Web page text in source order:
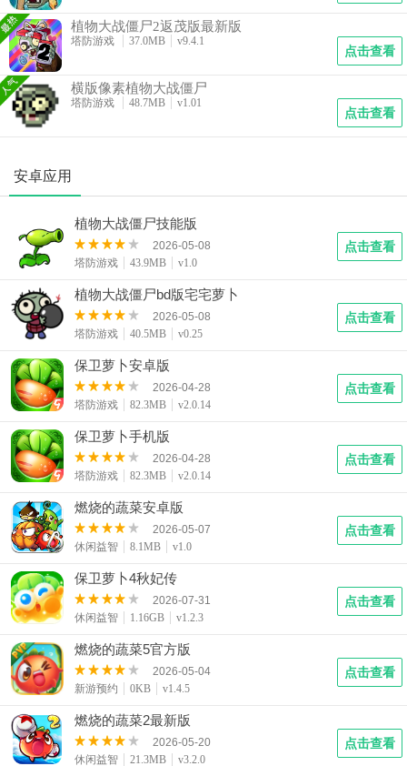
植物大战僵尸2返茂版最新版
塔防游戏 37.0MB v9.4.1
点击查看
横版像素植物大战僵尸
塔防游戏 48.7MB v1.01
点击查看
安卓应用
植物大战僵尸技能版
2026-05-08
塔防游戏
43.9MB v1.0
点击查看
植物大战僵尸bd版宅宅萝卜
2026-05-08
塔防游戏
40.5MB v0.25
点击查看
保卫萝卜安卓版
2026-04-28
塔防游戏
82.3MB v2.0.14
点击查看
保卫萝卜手机版
2026-04-28
塔防游戏
82.3MB v2.0.14
点击查看
燃烧的蔬菜安卓版
2026-05-07
休闲益智
8.1MB v1.0
点击查看
保卫萝卜4秋妃传
2026-07-31
休闲益智
1.16GB v1.2.3
点击查看
燃烧的蔬菜5官方版
2026-05-04
新游预约
0KB v1.4.5
点击查看
燃烧的蔬菜2最新版
2026-05-20
休闲益智
21.3MB v3.2.0
点击查看